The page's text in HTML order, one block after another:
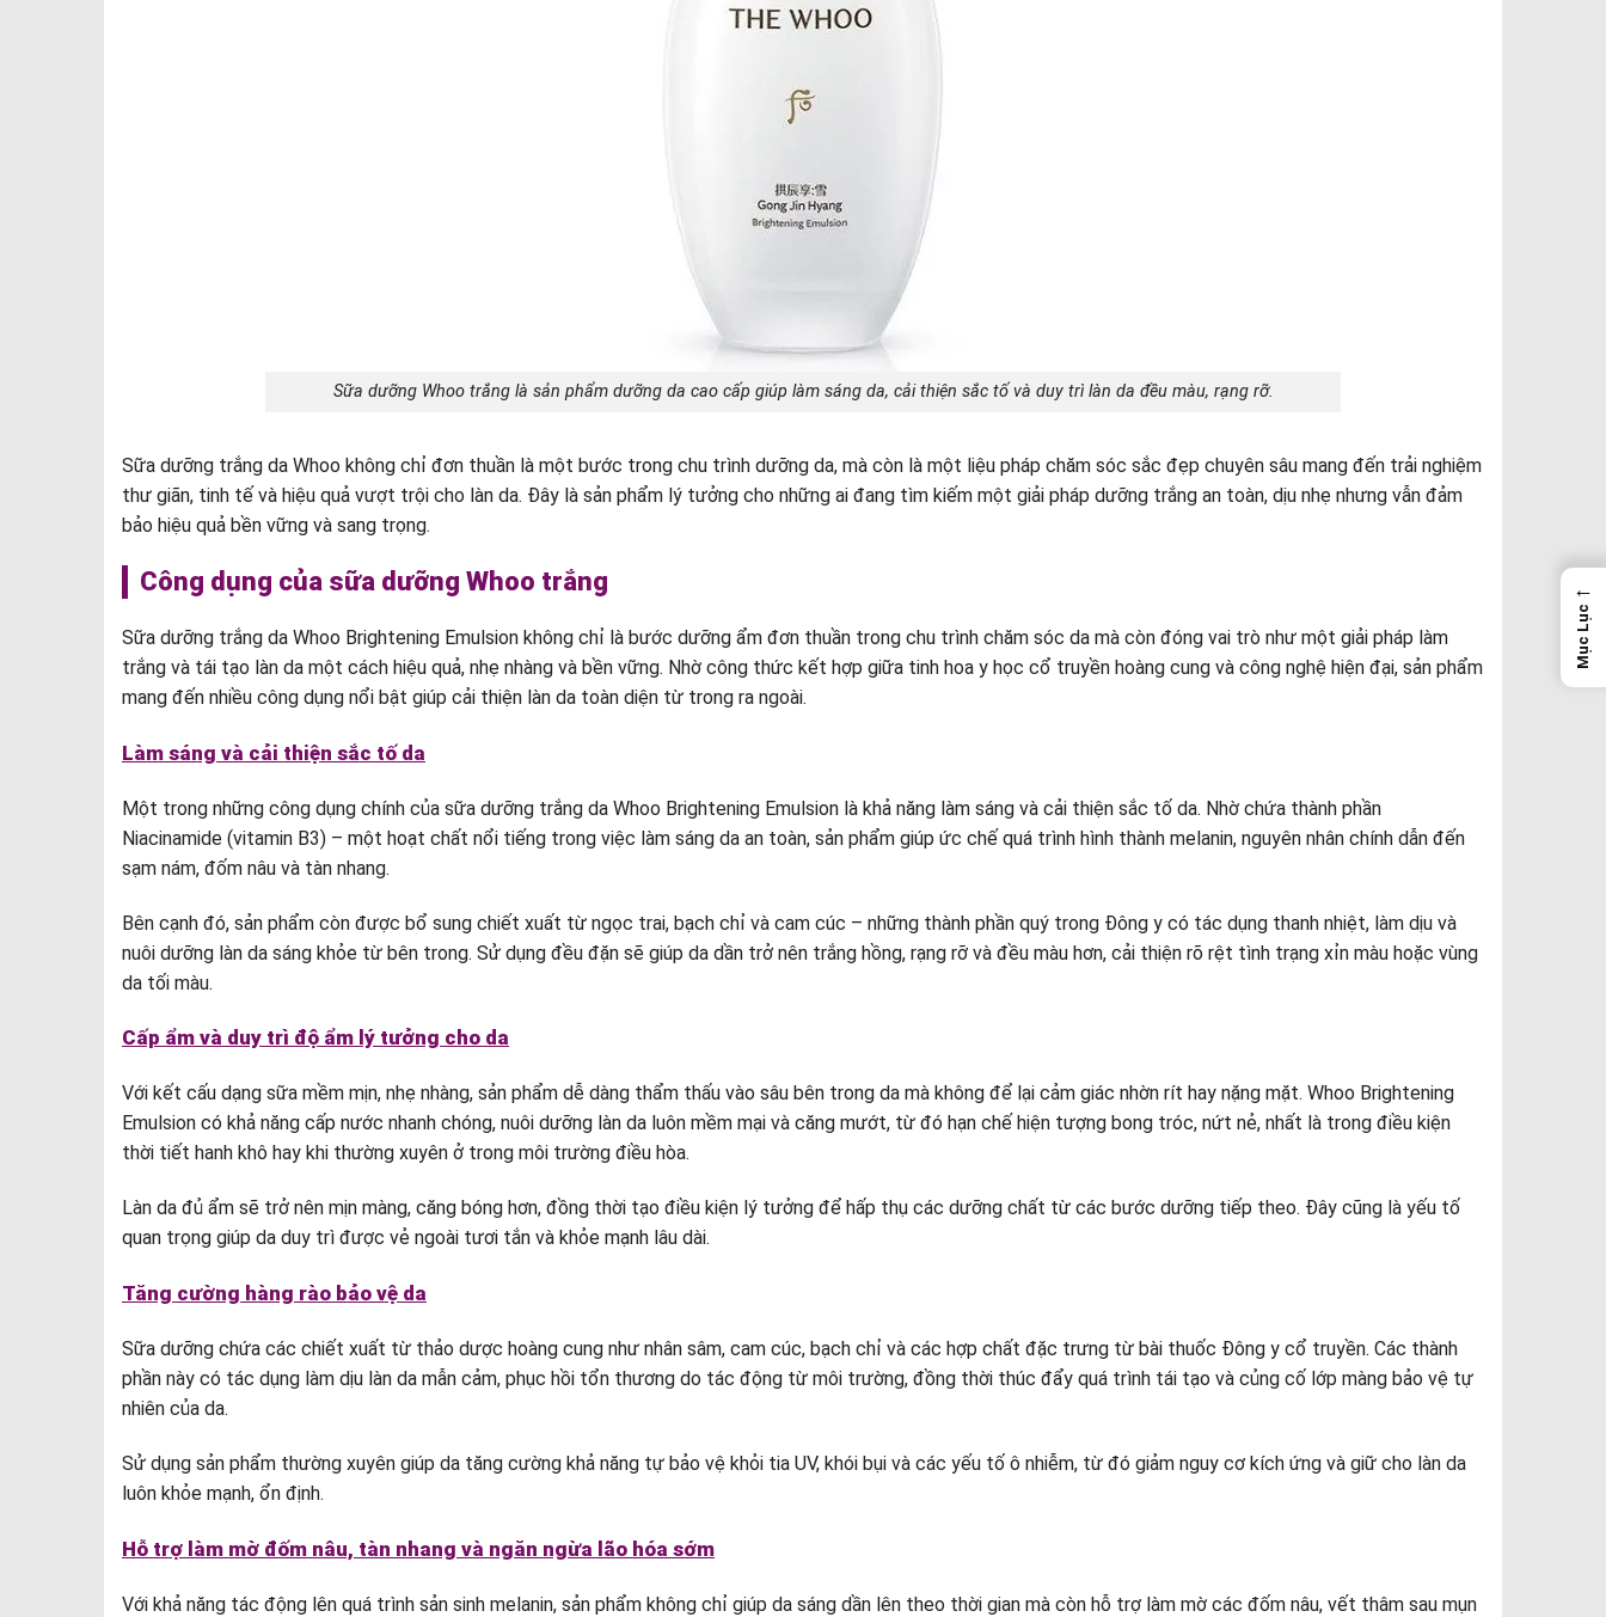
Sữa dưỡng Whoo trắng là sản phẩm dưỡng da cao cấp giúp làm sáng da, cải thiện sắc tố và duy trì làn da đều màu, rạng rỡ.
Sữa dưỡng trắng da Whoo không chỉ đơn thuần là một bước trong chu trình dưỡng da, mà còn là một liệu pháp chăm sóc sắc đẹp chuyên sâu mang đến trải nghiệm
thư giãn, tinh tế và hiệu quả vượt trội cho làn da. Đây là sản phẩm lý tưởng cho những ai đang tìm kiếm một giải pháp dưỡng trắng an toàn, dịu nhẹ nhưng vẫn đảm
bảo hiệu quả bền vững và sang trọng.
Công dụng của sữa dưỡng Whoo trắng
Sữa dưỡng trắng da Whoo Brightening Emulsion không chỉ là bước dưỡng ẩm đơn thuần trong chu trình chăm sóc da mà còn đóng vai trò như một giải pháp làm
trắng và tái tạo làn da một cách hiệu quả, nhẹ nhàng và bền vững. Nhờ công thức kết hợp giữa tinh hoa y học cổ truyền hoàng cung và công nghệ hiện đại, sản phẩm
mang đến nhiều công dụng nổi bật giúp cải thiện làn da toàn diện từ trong ra ngoài.
Làm sáng và cải thiện sắc tố da
Một trong những công dụng chính của sữa dưỡng trắng da Whoo Brightening Emulsion là khả năng làm sáng và cải thiện sắc tố da. Nhờ chứa thành phần
Niacinamide (vitamin B3) – một hoạt chất nổi tiếng trong việc làm sáng da an toàn, sản phẩm giúp ức chế quá trình hình thành melanin, nguyên nhân chính dẫn đến
sạm nám, đốm nâu và tàn nhang.
Bên cạnh đó, sản phẩm còn được bổ sung chiết xuất từ ngọc trai, bạch chỉ và cam cúc – những thành phần quý trong Đông y có tác dụng thanh nhiệt, làm dịu và
nuôi dưỡng làn da sáng khỏe từ bên trong. Sử dụng đều đặn sẽ giúp da dần trở nên trắng hồng, rạng rỡ và đều màu hơn, cải thiện rõ rệt tình trạng xỉn màu hoặc vùng
da tối màu.
Cấp ẩm và duy trì độ ẩm lý tưởng cho da
Với kết cấu dạng sữa mềm mịn, nhẹ nhàng, sản phẩm dễ dàng thẩm thấu vào sâu bên trong da mà không để lại cảm giác nhờn rít hay nặng mặt. Whoo Brightening
Emulsion có khả năng cấp nước nhanh chóng, nuôi dưỡng làn da luôn mềm mại và căng mướt, từ đó hạn chế hiện tượng bong tróc, nứt nẻ, nhất là trong điều kiện
thời tiết hanh khô hay khi thường xuyên ở trong môi trường điều hòa.
Làn da đủ ẩm sẽ trở nên mịn màng, căng bóng hơn, đồng thời tạo điều kiện lý tưởng để hấp thụ các dưỡng chất từ các bước dưỡng tiếp theo. Đây cũng là yếu tố
quan trọng giúp da duy trì được vẻ ngoài tươi tắn và khỏe mạnh lâu dài.
Tăng cường hàng rào bảo vệ da
Sữa dưỡng chứa các chiết xuất từ thảo dược hoàng cung như nhân sâm, cam cúc, bạch chỉ và các hợp chất đặc trưng từ bài thuốc Đông y cổ truyền. Các thành
phần này có tác dụng làm dịu làn da mẫn cảm, phục hồi tổn thương do tác động từ môi trường, đồng thời thúc đẩy quá trình tái tạo và củng cố lớp màng bảo vệ tự
nhiên của da.
Sử dụng sản phẩm thường xuyên giúp da tăng cường khả năng tự bảo vệ khỏi tia UV, khói bụi và các yếu tố ô nhiễm, từ đó giảm nguy cơ kích ứng và giữ cho làn da
luôn khỏe mạnh, ổn định.
Hỗ trợ làm mờ đốm nâu, tàn nhang và ngăn ngừa lão hóa sớm
Với khả năng tác động lên quá trình sản sinh melanin, sản phẩm không chỉ giúp da sáng dần lên theo thời gian mà còn hỗ trợ làm mờ các đốm nâu, vết thâm sau mụn
←
Mục Lục